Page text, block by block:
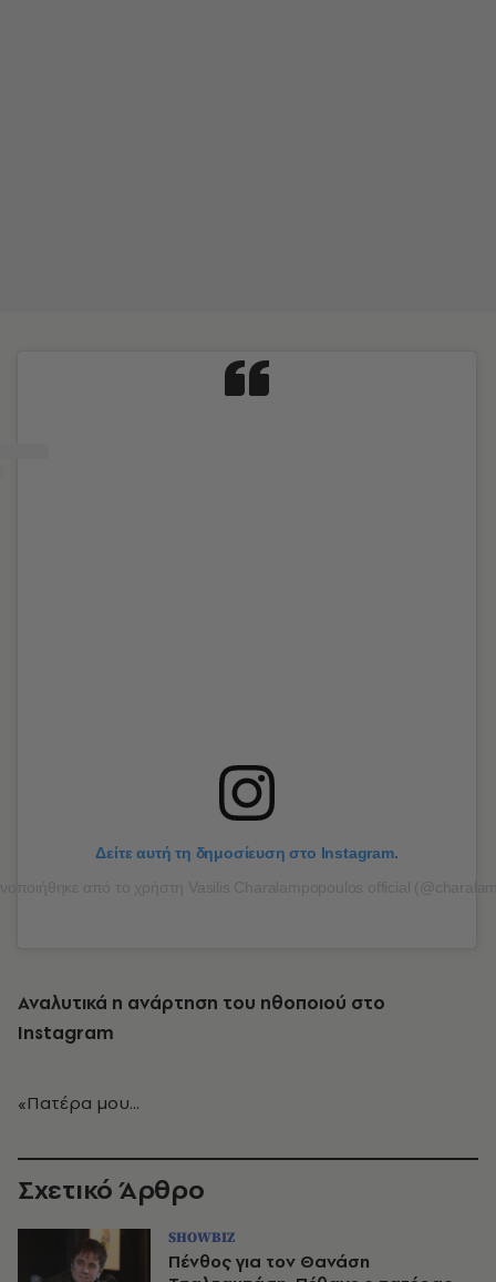
Δείτε αυτή τη δημοσίευση στο Instagram.
Αναλυτικά η ανάρτηση του ηθοποιού στο
Instagram
«Πατέρα μου...
Σχετικό Άρθρο
SHOWBIZ
Πένθος για τον Θανάση